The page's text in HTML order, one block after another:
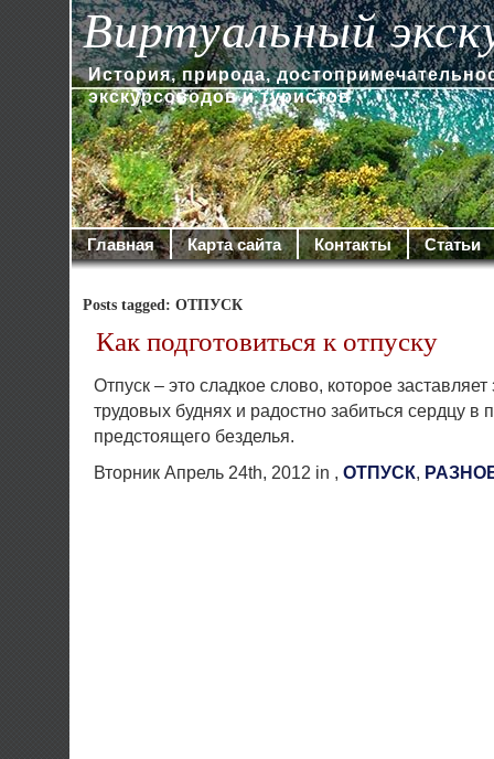
Виртуальный
История, природа,
экскурсоводов и туристов
Главная Карта сайта Контакты Статьи
Posts tagged: ОТПУСК
Как подготовиться к отпуску
Отпуск – это сладкое слово, которое
трудовых буднях и радостно забиться сердцу в
предстоящего безделья.
Вторник Апрель 24th, 2012 in , ОТПУСК,